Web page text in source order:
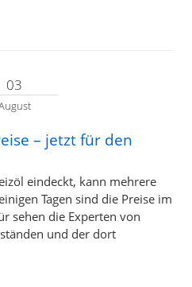
03
– jetzt für den
eindeckt, kann mehrere
Tagen sind die Preise im
sehen die Experten von
und der dort